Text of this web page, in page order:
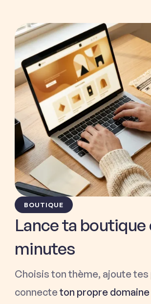
BOUTIQUE
Lance ta boutique
minutes
Choisis ton thème, ajoute
connecteton propre domaine